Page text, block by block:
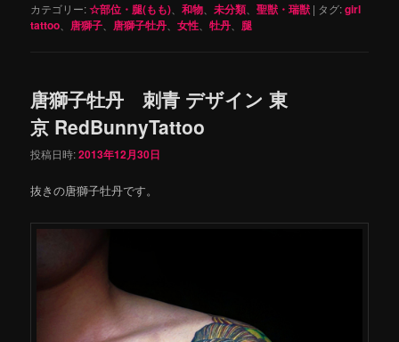
カテゴリー:☆部位・腿(もも) 、和物 、未分類 、聖獣・瑞獣 | タグ:girl
tattoo
唐獅子 唐獅子牡丹 、女性 、牡丹 腿
唐獅子牡丹 刺青 デザイン 東
京 RedBunnyTattoo
投稿日時:2013年12月30日
抜きの唐獅子牡丹です。